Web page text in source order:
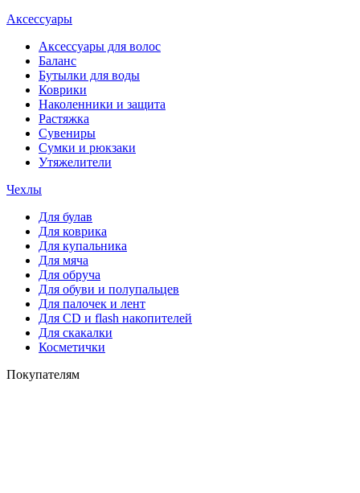
Аксессуары
Аксессуары для волос
Баланс
Бутылки для воды
Коврики
Наколенники и защита
Растяжка
Сувениры
Сумки и рюкзаки
Утяжелители
Чехлы
Для булав
Для коврика
Для купальника
Для мяча
Для обруча
Для обуви и полупальцев
Для палочек и лент
Для СD и flash накопителей
Для скакалки
Косметички
Покупателям